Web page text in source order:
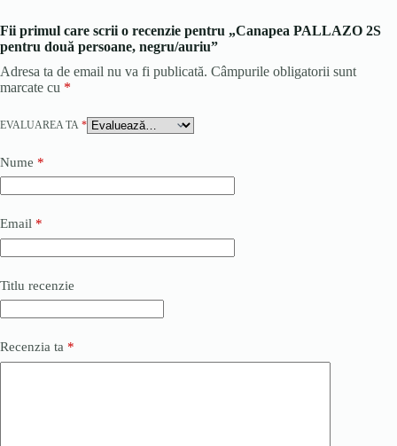
Fii primul care scrii o recenzie pentru „Canapea PALLAZO 2S
pentru două persoane, negru/auriu”
Adresa ta de email nu va fi publicată. Câmpurile obligatorii sunt
marcate cu *
EVALUAREA TA *
Nume *
Email *
Titlu recenzie
Recenzia ta *